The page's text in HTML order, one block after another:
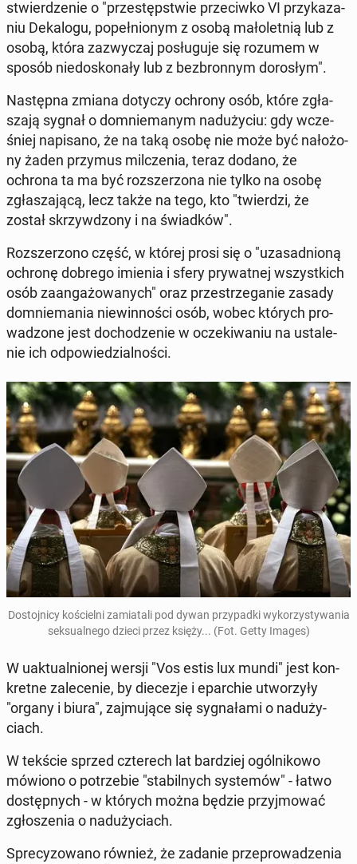
stwier­dze­nie o "prze­stęp­stwie prze­ciw­ko VI przy­ka­za­
niu De­ka­lo­gu, po­peł­nio­nym z osobą ma­ło­let­nią lub z
osobą, która za­zwy­czaj po­słu­gu­je się rozumem w
sposób nie­do­sko­na­ły lub z bez­bron­nym do­ro­słym".
Na­stęp­na zmiana dotyczy ochrony osób, które zgła­
sza­ją sygnał o do­mnie­ma­nym nad­uży­ciu: gdy wcze­
śniej na­pi­sa­no, że na taką osobę nie może być na­ło­żo­
ny żaden przymus mil­cze­nia, teraz dodano, że
ochrona ta ma być roz­sze­rzo­na nie tylko na osobę
zgła­sza­ją­cą, lecz także na tego, kto "twier­dzi, że
został skrzyw­dzo­ny i na świad­ków".
Roz­sze­rzo­no część, w której prosi się o "uza­sad­nio­ną
ochronę dobrego imienia i sfery pry­wat­nej wszyst­kich
osób za­an­ga­żo­wa­nych" oraz prze­strze­ga­nie zasady
do­mnie­ma­nia nie­win­no­ści osób, wobec których pro­
wa­dzo­ne jest do­cho­dze­nie w ocze­ki­wa­niu na usta­le­
nie ich od­po­wie­dzial­no­ści.
Do­stoj­ni­cy ko­ściel­ni za­mia­ta­li pod dywan przy­pad­ki wy­ko­rzy­sty­wa­nia
sek­su­al­ne­go dzieci przez księży... (Fot. Getty Images)
W uak­tu­al­nio­nej wersji "Vos estis lux mundi" jest kon­
kret­ne za­le­ce­nie, by die­ce­zje i epar­chie utwo­rzy­ły
"organy i biura", zaj­mu­ją­ce się sy­gna­ła­mi o nad­uży­
ciach.
W tekście sprzed czte­rech lat bar­dziej ogól­ni­ko­wo
mówiono o po­trze­bie "sta­bil­nych sys­te­mów" - łatwo
do­stęp­nych - w których można będzie przyj­mo­wać
zgło­sze­nia o nad­uży­ciach.
Spre­cy­zo­wa­no również, że zadanie prze­pro­wa­dze­nia